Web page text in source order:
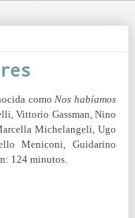
como Nos habíamos
Vittorio Gassman, Nino
Michelangeli,Ugo
Meniconi,Guidarino
124 minutos.